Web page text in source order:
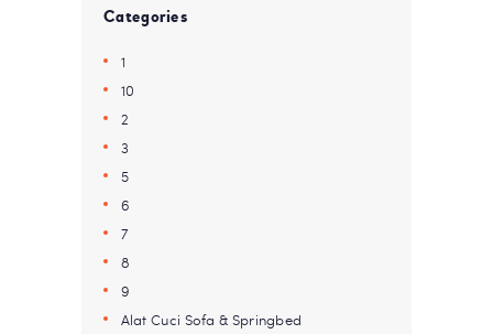
Categories
1
10
2
3
5
6
7
8
9
Alat Cuci Sofa & Springbed